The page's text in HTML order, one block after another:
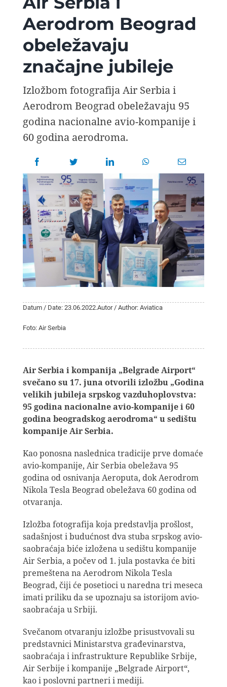
AVIOPEDIA
SPECIJAL
FOTO PRIČA
TEMA
AGENT
for:
Aerodrom Beograd
obeležavaju
značajne jubileje
Izložbom fotografija Air Serbia i
Aerodrom Beograd obeležavaju 95
godina nacionalne avio-kompanije i
60 godina aerodroma.
Datum / Date: 23.06.2022.Autor / Author: Aviatica
Foto: Air Serbia
Air Serbia i kompanija „Belgrade Airport“
svečano su 17. juna otvorili izložbu „Godina
velikih jubileja srpskog vazduhoplovstva:
95 godina nacionalne avio-kompanije i 60
godina beogradskog aerodroma“ u sedištu
kompanije Air Serbia.
Kao ponosna naslednica tradicije prve domaće
avio-kompanije, Air Serbia obeležava 95
godina od osnivanja Aeroputa, dok Aerodrom
Nikola Tesla Beograd obeležava 60 godina od
otvaranja.
Izložba fotografija koja predstavlja prošlost,
sadašnjost i budućnost dva stuba srpskog avio-
saobraćaja biće izložena u sedištu kompanije
Air Serbia, a počev od 1. jula postavka će biti
premeštena na Aerodrom Nikola Tesla
Beograd, čiji će posetioci u naredna tri meseca
imati priliku da se upoznaju sa istorijom avio-
saobraćaja u Srbiji.
Svečanom otvaranju izložbe prisustvovali su
predstavnici Ministarstva građevinarstva,
saobraćaja i infrastrukture Republike Srbije,
Air Serbije i kompanije „Belgrade Airport“,
kao i poslovni partneri i mediji.